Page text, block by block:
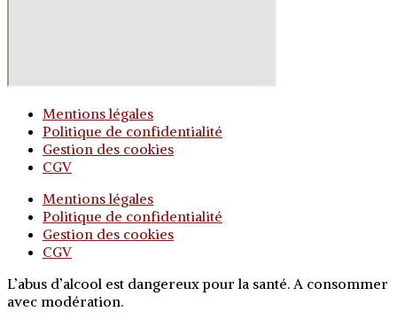
Mentions légales
Politique de confidentialité
Gestion des cookies
CGV
Mentions légales
Politique de confidentialité
Gestion des cookies
CGV
L’abus d’alcool est dangereux pour la santé. A consommer
avec modération.